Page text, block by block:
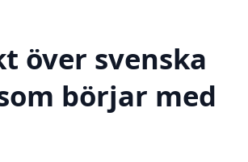
över svenska
börjar med